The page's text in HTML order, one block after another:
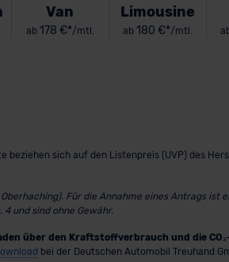
Van
ab178 €*/mtl.
Limousine
ab 180 €*/mtl.
sich auf den Listenpreis (UVP) des
Für die Annahme eines Antrags
und sind ohne Gewähr.
über den Kraftstoffverbrauch und die
bei der Deutschen Automobil Treuhand